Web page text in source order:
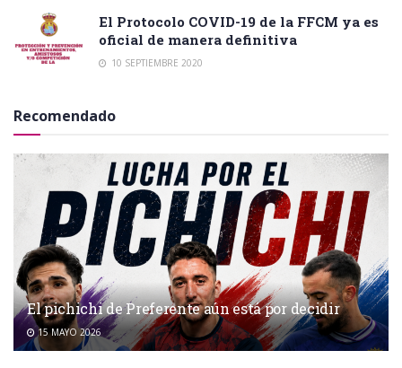
El Protocolo COVID-19 de la FFCM ya es
oficial de manera definitiva
10 SEPTIEMBRE 2020
Recomendado
El pichichi de Preferente aún está por decidir
15 MAYO 2026